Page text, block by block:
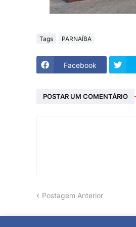
Tags PARNAÍBA
Facebook
POSTAR UM COMENTÁRIO
Postagem Anterior